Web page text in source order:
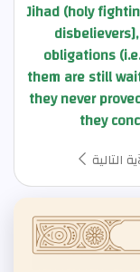
Jihad (holy
obligations
them are still
they never
they
التالية